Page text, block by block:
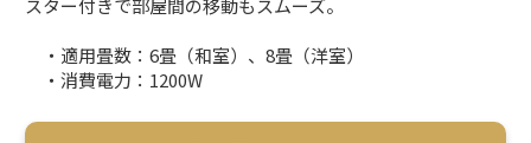
スター付きで部屋間の移動もスムーズ。
・適用畳数：6畳（和室）、8畳（洋室）
・消費電力：1200W